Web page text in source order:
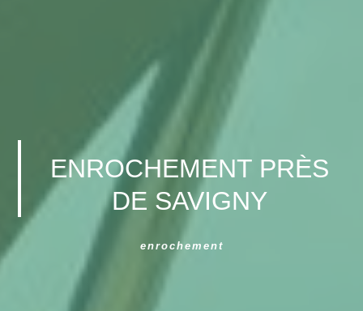
ENROCHEMENT PRÈS
DE SAVIGNY
enrochement